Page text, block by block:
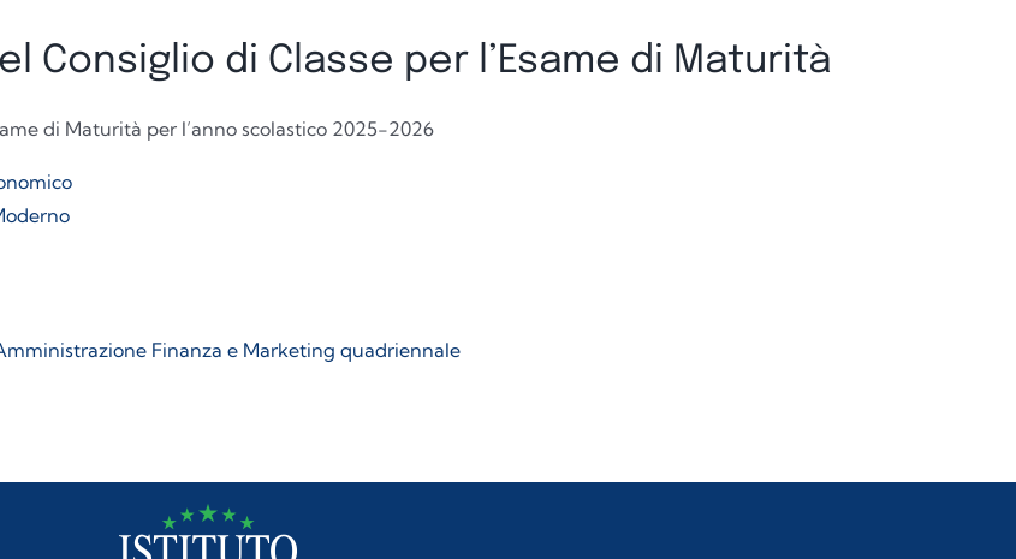
Consiglio di Classe per l’Esame di Maturità
di Maturità per l’anno scolastico 2025-2026
Finanza e Marketing quadriennale